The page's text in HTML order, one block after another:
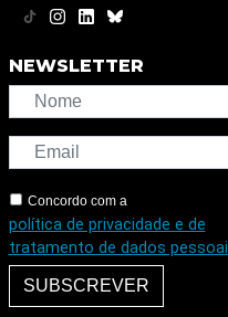
NEWSLETTER
Concordo com a
política de privacidade e de
tratamento de dados
SUBSCREVER